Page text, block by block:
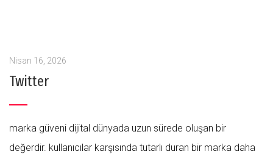
Nisan 16, 2026
Twitter
marka güveni dijital dünyada uzun sürede oluşan bir
değerdir. kullanıcılar karşısında tutarlı duran bir marka daha